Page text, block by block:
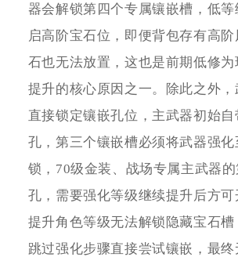
器会解锁第四个专属镶嵌槽，低
启高阶宝石位，即便背包存有高
石也无法放置，这也是前期低修为
提升的核心原因之一。除此之外
直接锁定镶嵌孔位，主武器初始自
孔，第三个镶嵌槽必须将武器强
锁，70级金装、战场专属主武器
孔，需要强化等级继续提升后方
提升角色等级无法解锁隐藏宝石
跳过强化步骤直接尝试镶嵌，最